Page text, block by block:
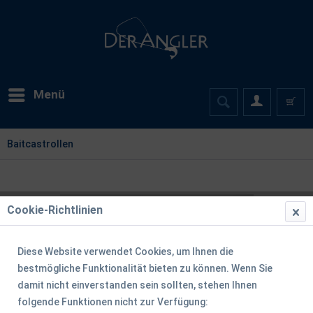
Menü
Baitcastrollen
Cookie-Richtlinien
Diese Website verwendet Cookies, um Ihnen die
bestmögliche Funktionalität bieten zu können. Wenn Sie
damit nicht einverstanden sein sollten, stehen Ihnen
folgende Funktionen nicht zur Verfügung: